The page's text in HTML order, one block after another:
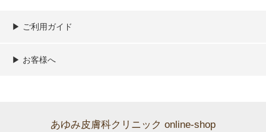
▶︎ ご利用ガイド
ご利用ガイド
決済／配送／送料について
取り扱い商品一覧
顧客情報の取扱について
特定商取引法の表記
▶︎ お客様へ
あゆみ皮膚科クリニック online-shop